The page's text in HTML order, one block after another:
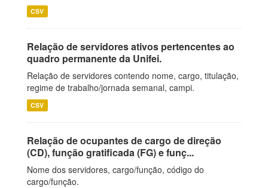
CSV
Relação de servidores ativos pertencentes ao
quadro permanente da Unifei.
Relação de servidores contendo nome, cargo, titulação,
regime de trabalho/jornada semanal, campi.
CSV
Relação de ocupantes de cargo de direção
(CD), função gratificada (FG) e funç...
Nome dos servidores, cargo/função, código do
cargo/função.